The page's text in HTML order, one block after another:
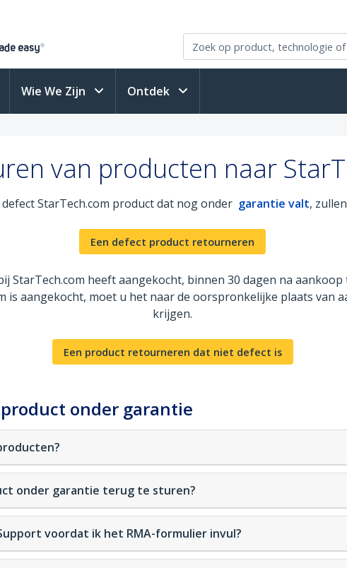
Wie We Zijn Ontdek
van producten naar
StarTech.com product dat nog onder garantie valt,
Een defect product retourneren
StarTech.com heeft aangekocht, binnen 30 dagen na
is aangekocht, moet u het naar de oorspronkelijke plaats van
krijgen.
Een product retourneren dat niet defect is
onder garantie
onder garantie terug te sturen?
voordat ik het RMA-formulier invul?